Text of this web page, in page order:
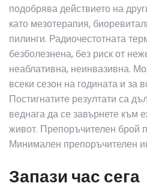
подобрява действието на
като мезотерапия,
пилинги. Радиочестотната
безболезнена, без риск от
неаблативна, неинвазивна.
всеки сезон на годината и за
Постигнатите резултати са
веднага да се завърнете към
живот. Препоръчителен брой
Минимален препоръчителен
Запази час сега